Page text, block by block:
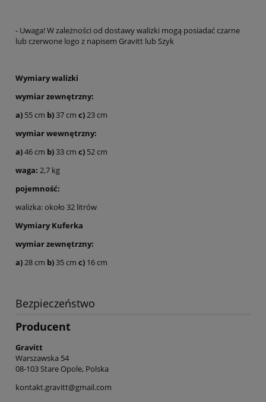
- Uwaga! W zależności od dostawy walizki mogą posiadać czarne
lub czerwone logo z napisem Gravitt lub Szyk
Wymiary walizki
wymiar zewnętrzny:
a) 55 cm b)37 cm c)23 cm
wymiar wewnętrzny:
a)46 cm b)33 cm c) 52 cm
waga: 2,7 kg
pojemność:
walizka: około 32 litrów
Wymiary Kuferka
wymiar zewnętrzny:
a)28 cm b)35 cm c) 16 cm
Bezpieczeństwo
Producent
Gravitt
Warszawska 54
08-103 Stare Opole, Polska
kontakt.gravitt@gmail.com